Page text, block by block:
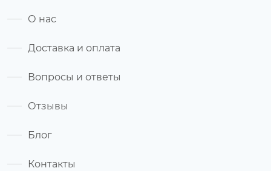
О нас
Доставка и оплата
Вопросы и ответы
Отзывы
Блог
Контакты